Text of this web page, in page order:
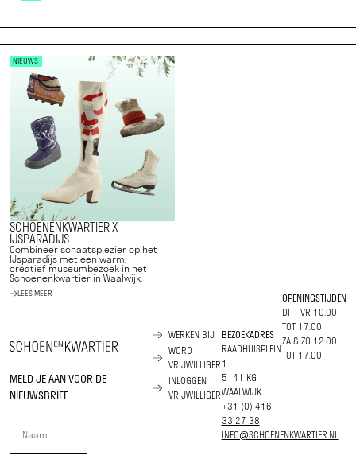
NIEUWS
SCHOENENKWARTIER X
IJSPARADIJS
Combineer schaatsplezier op het
IJsparadijs met een warm,
creatief museumbezoek in het
Schoenenkwartier in Waalwijk.
LEES MEER
MELD JE AAN VOOR DE
NIEUWSBRIEF
WERKEN BIJ
WORD
VRIJWILLIGER
INLOGGEN
VRIJWILLIGER
BEZOEKADRES
RAADHUISPLEIN
1
5141 KG
WAALWIJK
+31 (0) 416
33 27 38
INFO@SCHOENENKWARTIER.NL
OPENINGSTIJDEN
DI – VR 10.00
TOT 17.00
ZA & ZO 12.00
TOT 17.00